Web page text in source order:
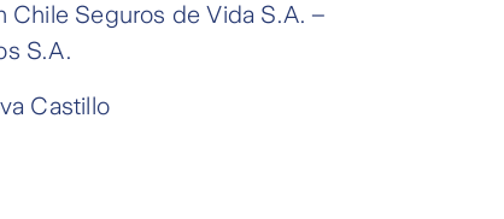
Chile Seguros de Vida S.A. –
S.A.
Castillo